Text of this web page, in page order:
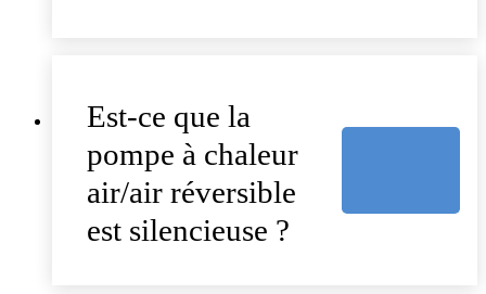
Est-ce que la
pompe à chaleur
air/air réversible
est silencieuse ?